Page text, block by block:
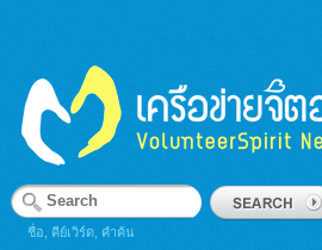
ชื่อ, คีย์เวิร์ด, คำค้น